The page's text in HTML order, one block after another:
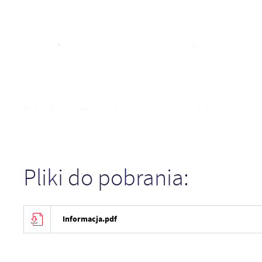
Pliki do pobrania:
Informacja.pdf